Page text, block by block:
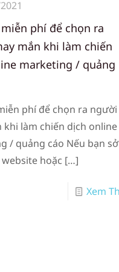
phí để chọn ra
mắn khi làm chiến
marketing / quảng
phí để chọn ra người
khi làm chiến dịch online
/ quảng cáo Nếu bạn sở
hoặc […]
Xem